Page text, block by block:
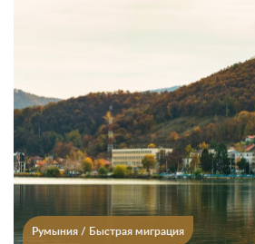
Румыния / Быстрая миграция